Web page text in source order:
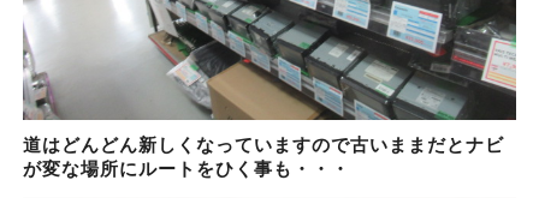
道はどんどん新しくなっていますので古いままだとナビ
が変な場所にルートをひく事も・・・